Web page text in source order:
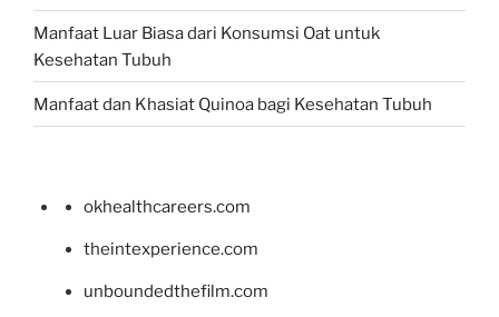
Manfaat Luar Biasa dari Konsumsi Oat untuk
Kesehatan Tubuh
Manfaat dan Khasiat Quinoa bagi Kesehatan Tubuh
okhealthcareers.com
theintexperience.com
unboundedthefilm.com